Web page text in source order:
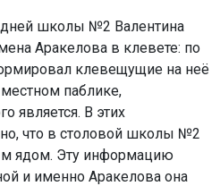
школы №2 Валентина
Аракелова в клевете: по
клевещущие на неё
паблике,
является. В этих
что в столовой школы №2
ядом. Эту информацию
и именно Аракелова она